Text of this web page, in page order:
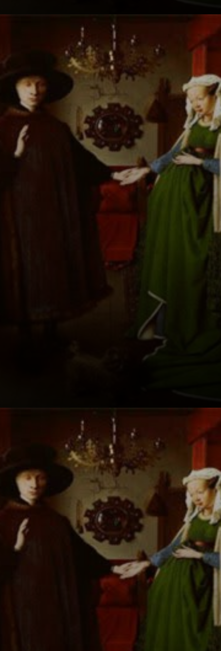
Symbole und
Bedeutungen:
was bedeutet
dieses Gemälde
tatsächlich?
Jan van Eyck: ein
Künstler, der die
Grenzen der
Malerei
überwand.